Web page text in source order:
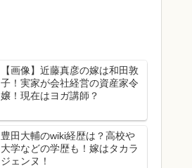
【画像】近藤真彦の嫁は和田敦
子！実家が会社経営の資産家令
嬢！現在はヨガ講師？
豊田大輔のwiki経歴は？高校や
大学などの学歴も！嫁はタカラ
ジェンヌ！